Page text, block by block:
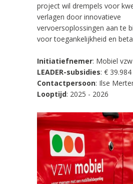
project wil drempels voor
verlagen door innovatieve
vervoersoplossingen aan te
voor toegankelijkheid en
Initiatiefnemer: Mobiel vzw
LEADER-subsidies: € 39.984
Contactpersoon: Ilse
Looptijd: 2025 - 2026